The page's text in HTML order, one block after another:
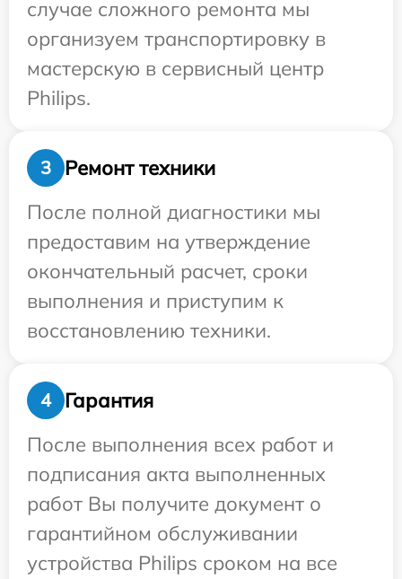
случае сложного ремонта мы
организуем транспортировку в
мастерскую в сервисный центр
Philips.
3
Ремонт техники
После полной диагностики мы
предоставим на утверждение
окончательный расчет, сроки
выполнения и приступим к
восстановлению техники.
4
Гарантия
После выполнения всех работ и
подписания акта выполненных
работ Вы получите документ о
гарантийном обслуживании
устройства Philips сроком на все